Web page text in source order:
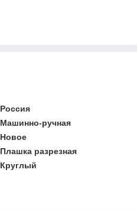
Россия
Машинно-ручная
Новое
Плашка разрезная
Круглый